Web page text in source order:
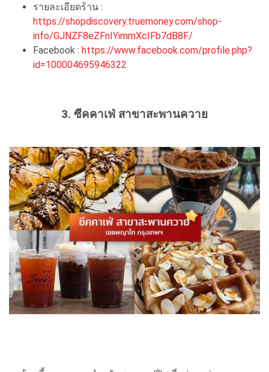
รายละเอียดร้าน :
https://shopdiscovery.truemoney.com/shop-
info/GJNZF8eZFnIYimmXcIFb7dB8F/
Facebook : https://www.facebook.com/profile.php?
id=100004695946322
3. ซีคคาเฟ่ สาขาสะพานควาย